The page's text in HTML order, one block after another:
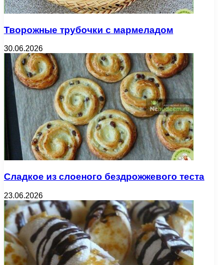
Творожные трубочки с мармеладом
30.06.2026
Сладкое из слоеного бездрожжевого теста
23.06.2026